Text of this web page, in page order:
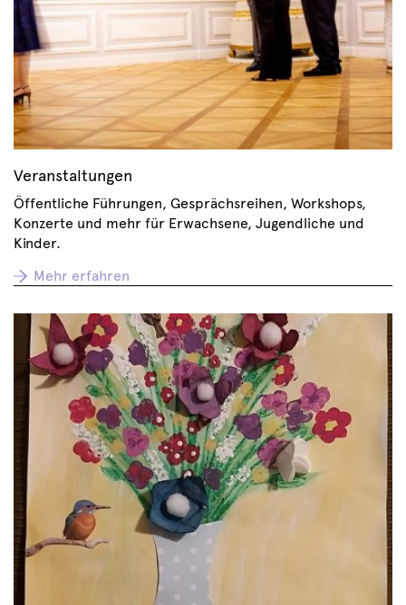
Veranstaltungen
Öffentliche Führungen, Gesprächsreihen, Workshops,
Konzerte und mehr für Erwachsene, Jugendliche und
Kinder.
Mehr erfahren